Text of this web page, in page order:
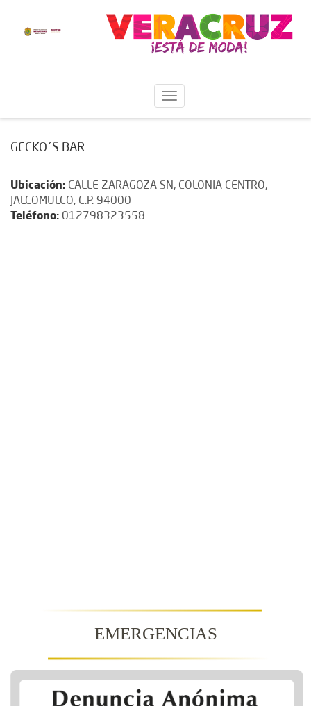
GECKO´S BAR
Ubicación: CALLE ZARAGOZA SN, COLONIA CENTRO,
JALCOMULCO, C.P. 94000
Teléfono: 012798323558
EMERGENCIAS